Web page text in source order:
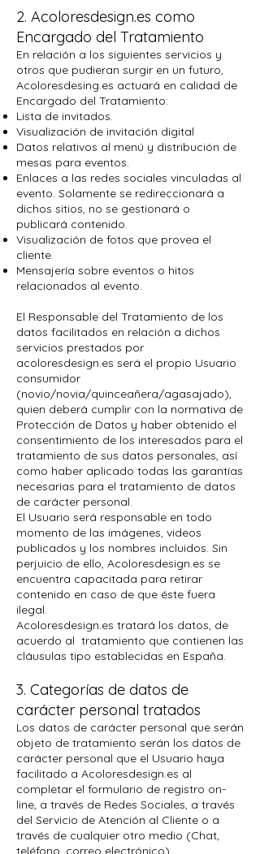
2. Acoloresdesign.es como
Encargado del Tratamiento
En relación a los siguientes servicios y
otros que pudieran surgir en un futuro,
Acoloresdesing.es actuará en calidad de
Encargado del Tratamiento:
Lista de invitados.
Visualización de invitación digital
Datos relativos al menú y distribución de
mesas para eventos.
Enlaces a las redes sociales vinculadas al
evento. Solamente se redireccionará a
dichos sitios, no se gestionará o
publicará contenido.
Visualización de fotos que provea el
cliente.
Mensajería sobre eventos o hitos
relacionados al evento.
El Responsable del Tratamiento de los
datos facilitados en relación a dichos
servicios prestados por
acoloresdesign.es será el propio Usuario
consumidor
(novio/novia/quinceañera/agasajado),
quien deberá cumplir con la normativa de
Protección de Datos y haber obtenido el
consentimiento de los interesados para el
tratamiento de sus datos personales, así
como haber aplicado todas las garantías
necesarias para el tratamiento de datos
de carácter personal.
El Usuario será responsable en todo
momento de las imágenes, videos
publicados y los nombres incluidos. Sin
perjuicio de ello, Acoloresdesign.es se
encuentra capacitada para retirar
contenido en caso de que éste fuera
ilegal.
Acoloresdesign.es tratará los datos, de
acuerdo al tratamiento que contienen las
cláusulas tipo establecidas en España.
3. Categorías de datos de
carácter personal tratados
Los datos de carácter personal que serán
objeto de tratamiento serán los datos de
carácter personal que el Usuario haya
facilitado a Acoloresdesign.es al
completar el formulario de registro on-
line, a través de Redes Sociales, a través
del Servicio de Atención al Cliente o a
través de cualquier otro medio (Chat,
teléfono, correo electrónico).